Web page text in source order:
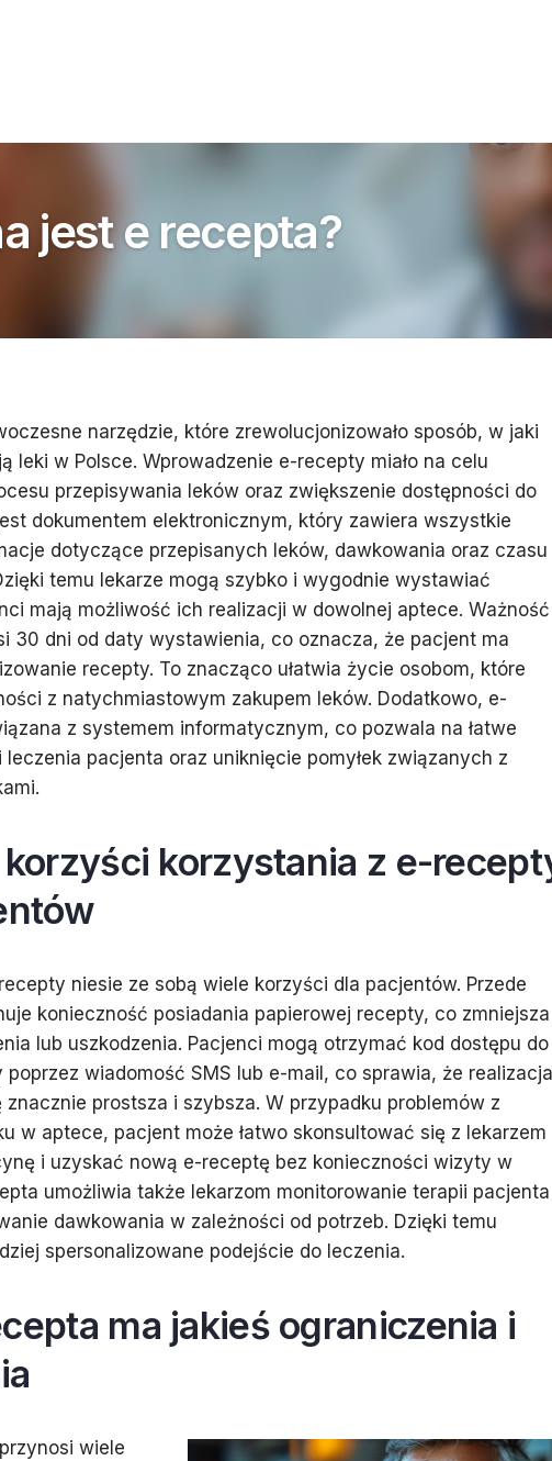
jest e recepta?
narzędzie, które zrewolucjonizowało sposób, w jaki
leki w Polsce. Wprowadzenie e-recepty miało na celu
przepisywania leków oraz zwiększenie dostępności do
dokumentem elektronicznym, który zawiera wszystkie
dotyczące przepisanych leków, dawkowania oraz czasu
temu lekarze mogą szybko i wygodnie wystawiać
mają możliwość ich realizacji w dowolnej aptece. Ważność
30 dni od daty wystawienia, co oznacza, że pacjent ma
recepty. To znacząco ułatwia życie osobom, które
z natychmiastowym zakupem leków. Dodatkowo, e-
z systemem informatycznym, co pozwala na łatwe
leczenia pacjenta oraz uniknięcie pomyłek związanych z
korzystania z e-
niesie ze sobą wiele korzyści dla pacjentów. Przede
konieczność posiadania papierowej recepty, co zmniejsza
lub uszkodzenia. Pacjenci mogą otrzymać kod dostępu do
wiadomość SMS lub e-mail, co sprawia, że realizacja
prostsza i szybsza. W przypadku problemów z
w aptece, pacjent może łatwo skonsultować się z lekarzem
i uzyskać nową e-receptę bez konieczności wizyty w
umożliwia także lekarzom monitorowanie terapii pacjenta
dawkowania w zależności od potrzeb. Dzięki temu
spersonalizowane podejście do leczenia.
ma jakieś ograniczenia i
wiele